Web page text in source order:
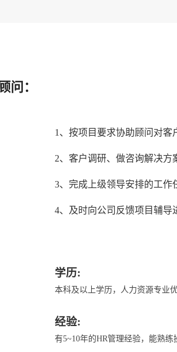
问：
1、按项目要求协助顾问对客
2、客户调研、做咨询解决
3、完成上级领导安排的工作
4、及时向公司反馈项目辅导
学历:
本科及以上学历，人力资源专业
经验:
有5~10年的HR管理经验，能熟练